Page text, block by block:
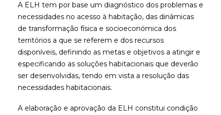
A ELH tem por base um diagnóstico dos problemas e
necessidades no acesso à habitação, das dinâmicas
de transformação física e socioeconómica dos
territórios a que se referem e dos recursos
disponíveis, definindo as metas e objetivos a atingir e
especificando as soluções habitacionais que deverão
ser desenvolvidas, tendo em vista a resolução das
necessidades habitacionais.
A elaboração e aprovação da ELH constitui condição